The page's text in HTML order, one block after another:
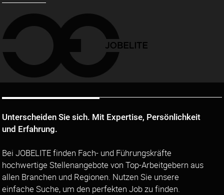
Unterscheiden Sie sich. Mit Expertise, Persönlichkeit
und Erfahrung.
Bei JOBELITE finden Fach- und Führungskräfte
hochwertige Stellenangebote von Top-Arbeitgebern aus
allen Branchen und Regionen. Nutzen Sie unsere
einfache Suche, um den perfekten Job zu finden.